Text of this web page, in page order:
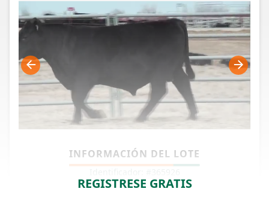
INFORMACIÓN DEL LOTE
REGISTRESE GRATIS